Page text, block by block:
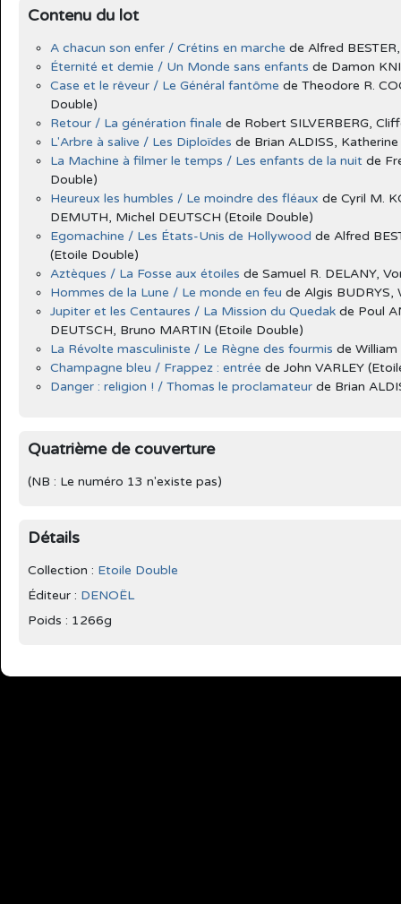
Contenu du lot
A chacun son enfer / Crétins en marche de Alfred
Éternité et demie / Un Monde sans enfants de Damon
Case et le rêveur / Le Général fantôme de Theodore R.
Double)
Retour / La génération finale de Robert SILVERBERG,
L'Arbre à salive / Les Diploïdes de Brian ALDISS,
La Machine à filmer le temps / Les enfants de la nuit de
Double)
Heureux les humbles / Le moindre des fléaux de Cyril M.
DEMUTH, Michel DEUTSCH (Etoile Double)
Egomachine / Les États-Unis de Hollywood de Alfred
(Etoile Double)
Aztèques / La Fosse aux étoiles de Samuel R. DELANY,
Hommes de la Lune / Le monde en feu de Algis BUDRYS,
Jupiter et les Centaures / La Mission du Quedak de Poul
DEUTSCH, Bruno MARTIN (Etoile Double)
La Révolte masculiniste / Le Règne des fourmis de
Champagne bleu / Frappez : entrée de John VARLEY
Danger : religion ! / Thomas le proclamateur de Brian
Quatrième de couverture
(NB : Le numéro 13 n'existe pas)
Détails
Collection : Etoile Double
Éditeur : DENOËL
Poids : 1266g